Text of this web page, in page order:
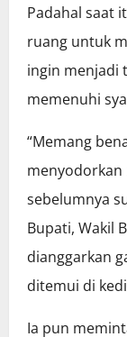
Padahal saat
ruang untuk
ingin menjadi
memenuhi
“Memang
menyodorkan
sebelumnya
Bupati, Wakil
dianggarkan
ditemui di
Ia pun